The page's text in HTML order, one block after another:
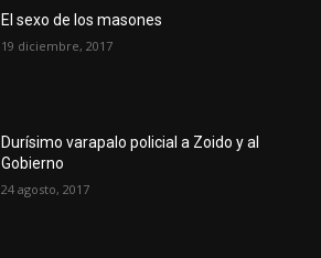
El sexo de los masones
19 diciembre, 2017
Durísimo varapalo policial a Zoido y al
Gobierno
24 agosto, 2017